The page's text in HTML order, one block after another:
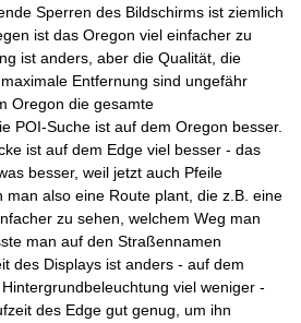
Sperren des Bildschirms ist ziemlich
ist das Oregon viel einfacher zu
ist anders, aber die Qualität, die
Entfernung sind ungefähr
Oregon die gesamte
POI-Suche ist auf dem Oregon besser.
ist auf dem Edge viel besser - das
besser, weil jetzt auch Pfeile
man also eine Route plant, die z.B. eine
zu sehen, welchem Weg man
man auf den Straßennamen
des Displays ist anders - auf dem
viel weniger -
des Edge gut genug, um ihn